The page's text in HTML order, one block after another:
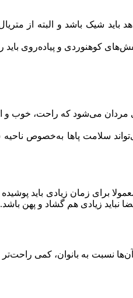
شیک باشد و البته از
می‌شود که راحت، خوب و
سلامت پاها به‌خصوص
برای زمان زیادی باید
نسبت به بانوان، کمی